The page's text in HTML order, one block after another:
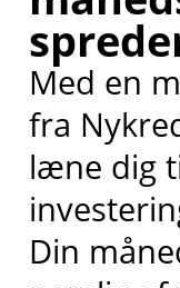
Med en
fra
læne dig
Din